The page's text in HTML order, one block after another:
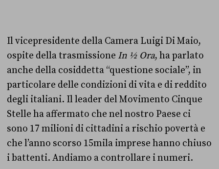
Il vicepresidente della Camera Luigi Di Maio,
ospite della trasmissione In ½ Ora, ha parlato
anche della cosiddetta “questione sociale”, in
particolare delle condizioni di vita e di reddito
degli italiani. Il leader del Movimento Cinque
Stelle ha affermato che nel nostro Paese ci
sono 17 milioni di cittadini a rischio povertà e
che l’anno scorso 15mila imprese hanno chiuso
i battenti. Andiamo a controllare i numeri.